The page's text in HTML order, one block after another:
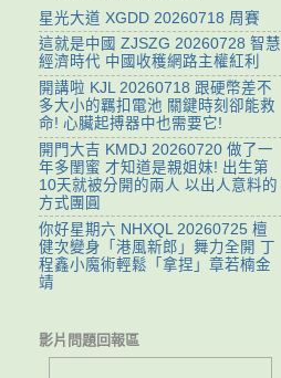
星光大道 XGDD 20260718 周賽
這就是中國 ZJSZG 20260728 智慧
經濟時代 中國收穫網路主權紅利
開講啦 KJL 20260718 跟硬幣差不
多大小的羈扣電池 關鍵時刻卻能救
命! 心臟起搏器中也需要它!
開門大吉 KMDJ 20260720 做了一
年多閨蜜 才知道是親姐妹! 出生第
10天就被分開的兩人 以出人意料的
方式團圓
你好星期六 NHXQL 20260725 檀
健次變身「港風新郎」舞力全開 丁
程鑫小魔術輕鬆「拿捏」章若楠金
靖
影片問題回報區